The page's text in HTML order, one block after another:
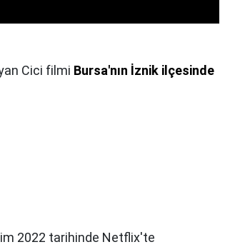
Cici filmi Bursa'nın İznik ilçesinde
2022 tarihinde Netflix'te